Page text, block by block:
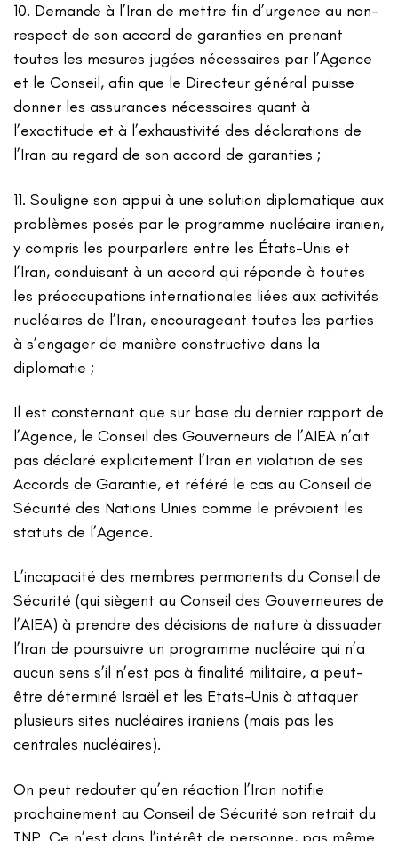
10. Demande à l’Iran de mettre fin d’urgence au non-
respect de son accord de garanties en prenant
toutes les mesures jugées nécessaires par l’Agence
et le Conseil, afin que le Directeur général puisse
donner les assurances nécessaires quant à
l’exactitude et à l’exhaustivité des déclarations de
l’Iran au regard de son accord de garanties ;
11. Souligne son appui à une solution diplomatique aux
problèmes posés par le programme nucléaire iranien,
y compris les pourparlers entre les États-Unis et
l’Iran, conduisant à un accord qui réponde à toutes
les préoccupations internationales liées aux activités
nucléaires de l’Iran, encourageant toutes les parties
à s’engager de manière constructive dans la
diplomatie ;
Il est consternant que sur base du dernier rapport de
l’Agence, le Conseil des Gouverneurs de l’AIEA n’ait
pas déclaré explicitement l’Iran en violation de ses
Accords de Garantie, et référé le cas au Conseil de
Sécurité des Nations Unies comme le prévoient les
statuts de l’Agence.
L’incapacité des membres permanents du Conseil de
Sécurité (qui siègent au Conseil des Gouverneures de
l’AIEA) à prendre des décisions de nature à dissuader
l’Iran de poursuivre un programme nucléaire qui n’a
aucun sens s’il n’est pas à finalité militaire, a peut-
être déterminé Israël et les Etats-Unis à attaquer
plusieurs sites nucléaires iraniens (mais pas les
centrales nucléaires).
On peut redouter qu’en réaction l’Iran notifie
prochainement au Conseil de Sécurité son retrait du